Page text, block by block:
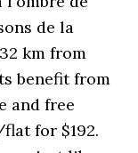
de la
km from
benefit from
and free
for $192.